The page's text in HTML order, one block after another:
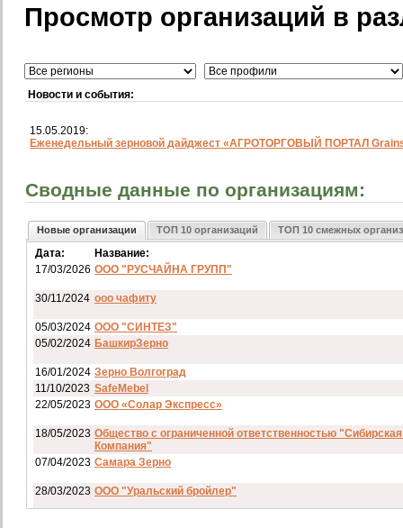
Просмотр организаций в
Новости и события:
15.05.2019:
Еженедельный зерновой дайджест «АГРОТОРГОВЫЙ ПОРТАЛ
Сводные данные по организациям:
Новые организации ТОП 10 организаций ТОП 10 смежных
Дата:
Название:
17/03/2026 ООО "РУСЧАЙНА ГРУПП"
30/11/2024 ооо чафиту
05/03/2024 ООО "СИНТЕЗ"
05/02/2024 БашкирЗерно
16/01/2024 Зерно Волгоград
11/10/2023 SafeMebel
22/05/2023 ООО «Солар Экспресс»
18/05/2023 Общество с ограниченной ответственностью
Компания"
07/04/2023 Самара Зерно
28/03/2023 ООО "Уральский бройлер"